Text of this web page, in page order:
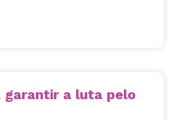
garantir a luta pelo